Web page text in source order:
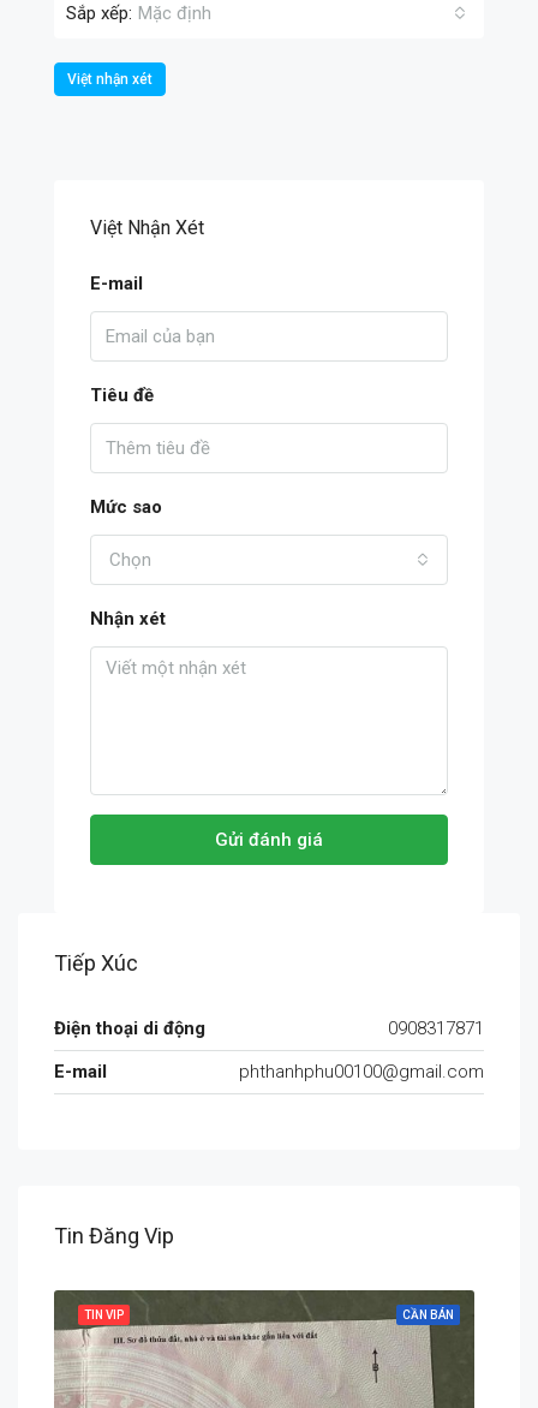
Sắp xếp: Mặc định
Việt nhận xét
Việt Nhận Xét
E-mail
Tiêu đề
Mức sao
Chọn
Nhận xét
Gửi đánh giá
Tiếp Xúc
Điện thoại di động
0908317871
E-mail
phthanhphu00100@gmail.com
Tin Đăng Vip
CẦN BÁN
TIN VIP